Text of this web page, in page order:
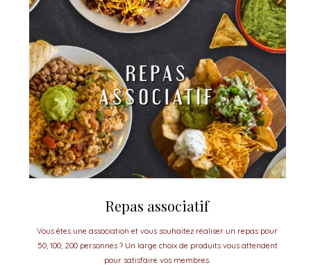
Repas associatif
Vous êtes une association et vous souhaitez réaliser un repas pour
50, 100, 200 personnes ? Un large choix de produits vous attendent
pour satisfaire vos membres.